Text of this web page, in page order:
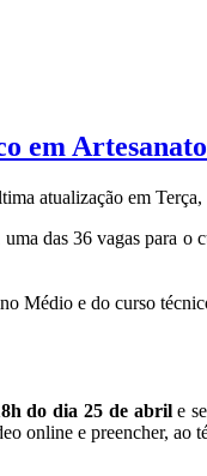
em
atualização em
das 36 vagas para
Médio e do curso
do dia 25 de abrile
online e preencher,